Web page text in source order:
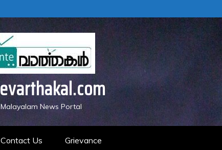
Malayalam News Portal
Contact Us Grievance